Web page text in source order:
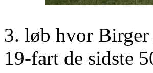
3. løb hvor
19-fart de sidste